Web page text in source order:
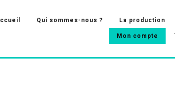
Qui sommes-nous ? La production
Mon compte